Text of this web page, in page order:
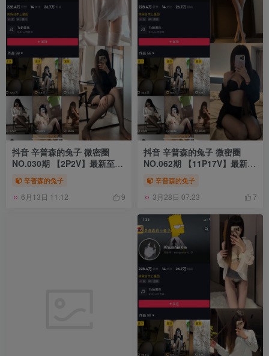
抖音 辛普森的兔子 微密圈
NO.030期 【2P2V】最新至：
2023.7.30
辛普森的兔子
6月13日 11:12 9
抖音 辛普森的兔子 微密圈
NO.062期 【11P17V】最新
至：2024.10.29
辛普森的兔子
3月28日 07:23 7